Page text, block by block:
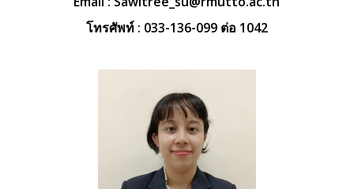
โทรศัพท์ : 033-136-099 ต่อ 1042